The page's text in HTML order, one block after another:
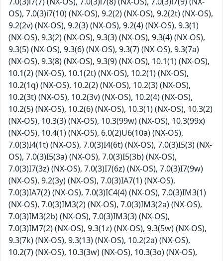
OS), 7.0(3)i7(10) (NX-OS), 9.2(2) (NX-OS), 9.2(2t) (NX-OS),
9.2(2v) (NX-OS), 9.2(3) (NX-OS), 9.2(4) (NX-OS), 9.3(1)
(NX-OS), 9.3(2) (NX-OS), 9.3(3) (NX-OS), 9.3(4) (NX-OS),
9.3(5) (NX-OS), 9.3(6) (NX-OS), 9.3(7) (NX-OS), 9.3(7a)
(NX-OS), 9.3(8) (NX-OS), 9.3(9) (NX-OS), 10.1(1) (NX-OS),
10.1(2) (NX-OS), 10.1(2t) (NX-OS), 10.2(1) (NX-OS),
10.2(1q) (NX-OS), 10.2(2) (NX-OS), 10.2(3) (NX-OS),
10.2(3t) (NX-OS), 10.2(3v) (NX-OS), 10.2(4) (NX-OS),
10.2(5) (NX-OS), 10.2(6) (NX-OS), 10.3(1) (NX-OS), 10.3(2)
(NX-OS), 10.3(3) (NX-OS), 10.3(99w) (NX-OS), 10.3(99x)
(NX-OS), 10.4(1) (NX-OS), 6.0(2)U6(10a) (NX-OS),
7.0(3)I4(1t) (NX-OS), 7.0(3)I4(6t) (NX-OS), 7.0(3)I5(3) (NX-
OS), 7.0(3)I5(3a) (NX-OS), 7.0(3)I5(3b) (NX-OS),
7.0(3)I7(3z) (NX-OS), 7.0(3)I7(6z) (NX-OS), 7.0(3)I7(9w)
(NX-OS), 9.2(3y) (NX-OS), 7.0(3)IA7(1) (NX-OS),
7.0(3)IA7(2) (NX-OS), 7.0(3)IC4(4) (NX-OS), 7.0(3)IM3(1)
(NX-OS), 7.0(3)IM3(2) (NX-OS), 7.0(3)IM3(2a) (NX-OS),
7.0(3)IM3(2b) (NX-OS), 7.0(3)IM3(3) (NX-OS),
7.0(3)IM7(2) (NX-OS), 9.3(1z) (NX-OS), 9.3(5w) (NX-OS),
9.3(7k) (NX-OS), 9.3(13) (NX-OS), 10.2(2a) (NX-OS),
10.2(7) (NX-OS), 10.3(3w) (NX-OS), 10.3(3o) (NX-OS),